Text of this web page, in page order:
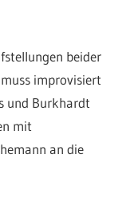
beider
improvisiert
und Burkhardt
mit
an die